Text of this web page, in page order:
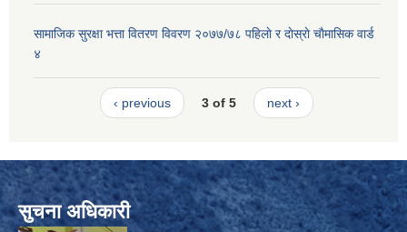
सामाजिक सुरक्षा भत्ता वितरण विवरण २०७७/७८ पहिलाे र दाेस्राे चाैमासिक वार्ड
४
‹ previous 3 of 5 next ›
सुचना अधिकारी